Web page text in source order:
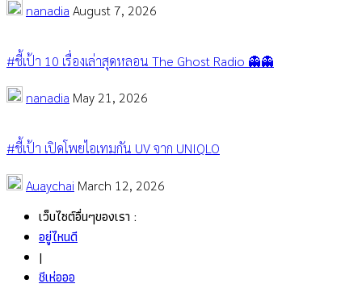
nanadia August 7, 2026
#ชี้เป้า 10 เรื่องเล่าสุดหลอน The Ghost Radio 👻👻
nanadia May 21, 2026
#ชี้เป้า เปิดโพยไอเทมกัน UV จาก UNIQLO
Auaychai March 12, 2026
เว็บไซต์อื่นๆของเรา :
อยู่ไหนดี
|
ชีเห่อออ